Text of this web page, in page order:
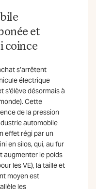
et
coince
s’arrêtent
électrique
s’élève désormais à
Cette
de la pression
automobile
effet régi par un
en silos, qui, au fur
augmenter le poids
les VE), la taille et
moyen est
les